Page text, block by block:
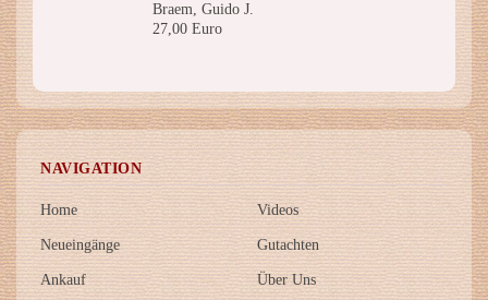
Braem, Guido J.
27,00 Euro
NAVIGATION
Home
Neueingänge
Ankauf
Videos
Gutachten
Über Uns